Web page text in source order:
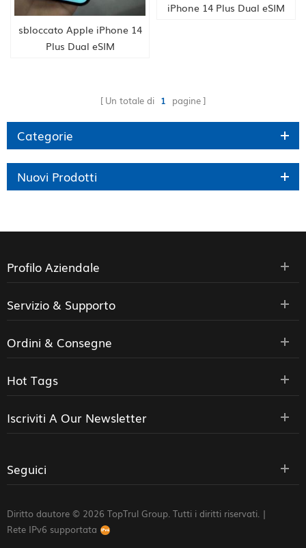
sbloccato Apple iPhone 14
Plus Dual eSIM
OLED Face ID NFC 5G
iPhone 14 Plus Dual eSIM
Un totale di 1 pagine
Categorie
Nuovi Prodotti
Profilo Aziendale
Servizio & Supporto
Ordini & Consegne
Hot Tags
Iscriviti A Our Newsletter
Seguici
Diritto dautore © 2026 TopTrul Group. Tutti i diritti riservati. |
Rete IPv6 supportata